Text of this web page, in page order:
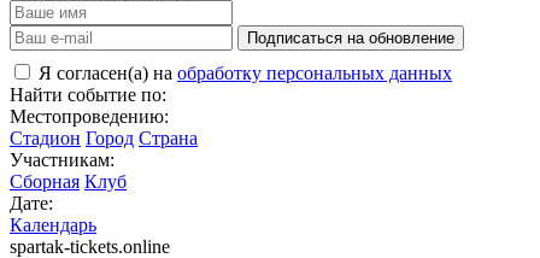
Подписаться на обновление
Я согласен(а) на обработку персональных данных
Найти событие по:
Местопроведению:
Стадион Город Страна
Участникам:
Сборная Клуб
Дате:
Календарь
spartak-tickets.online